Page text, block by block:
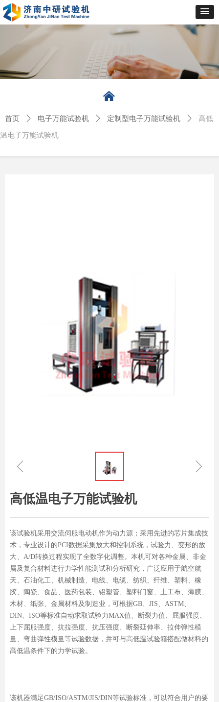
ꁆ ꁇ
高低温电子万能试验机
该试验机采用交流伺服电动机作为动力源；采用先进的芯片集成技
术，专业设计的PCI数据采集放大和控制系统，试验力、变形的放
大、A/D转换过程实现了全数字化调整。本机可对各种金属、非金
属及复合材料进行力学性能测试和分析研究，广泛应用于航空航
天、石油化工、机械制造、电线、电缆、纺织、纤维、塑料、橡
胶、陶瓷、食品、医药包装、铝塑管、塑料门窗、土工布、薄膜、
木材、纸张、金属材料及制造业，可根据GB、JIS、ASTM、
DIN、ISO等标准自动求取试验力MAX值、断裂力值、屈服强度、
上下屈服强度、抗拉强度、抗压强度、断裂延伸率、拉伸弹性模
量、弯曲弹性模量等试验数据，并可与高低温试验箱搭配做材料的
高低温条件下的力学试验。
该机器满足GB/ISO/ASTM/JIS/DIN等试验标准，可以符合用户的要
낀
首页 ꄲ 电子万能试验机 ꄲ 定制型电子万能试验机 ꄲ 高低
温电子万能试验机